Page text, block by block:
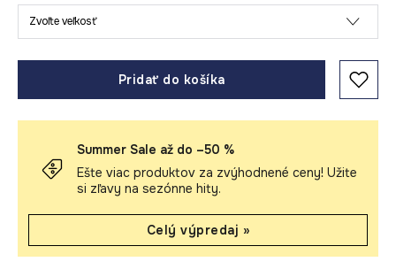
Zvoľte veľkosť
Pridať do košíka
Summer Sale až do –50 %
Ešte viac produktov za zvýhodnené ceny! Užite
si zľavy na sezónne hity.
Celý výpredaj »